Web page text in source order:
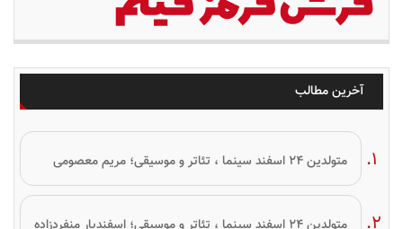
آخرین مطالب
متولدین ۲۴ اسفند سینما ، تئاتر و موسیقی؛ مریم معصومی
متولدین ۲۴ اسفند سینما ، تئاتر و موسیقی؛ اسفندیار منفردزاده